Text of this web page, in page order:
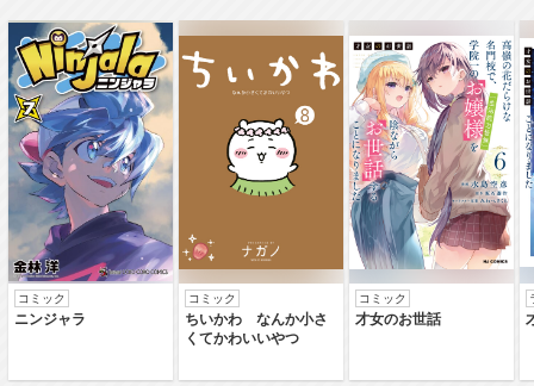
コミック
ニンジャラ
コミック
ちいかわ なんか小さ
くてかわいいやつ
コミック
才女のお世話